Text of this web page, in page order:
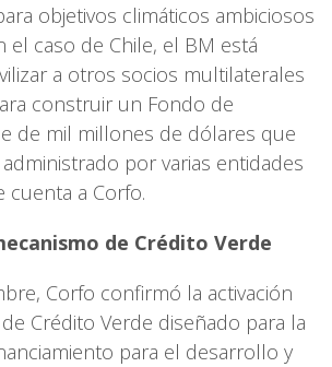
objetivos climáticos ambiciosos
el caso de Chile, el BM está
a otros socios multilaterales
construir un Fondo de
de mil millones de dólares que
por varias entidades
cuenta a Corfo.
de Crédito Verde
Corfo confirmó la activación
Crédito Verde diseñado para la
para el desarrollo y